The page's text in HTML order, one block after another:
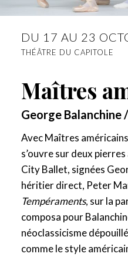
DU 17 AU 23
THÉÂTRE DU CAPITOLE
Maîtres
George Balanchine/
Avec Maîtres
s’ouvre sur deux
City Ballet, signées
héritier direct, Peter
Tempéraments, sur la
composa pour
néoclassicisme
comme le style